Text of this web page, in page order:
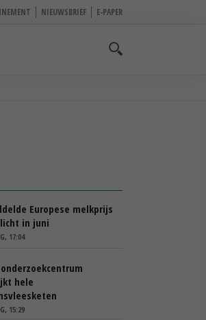
NIEUWSBRIEF E-PAPER
Europese melkprijs
in juni
17:04
hele
15:29